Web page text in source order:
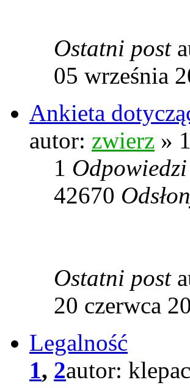
Ostatni post
05 września
Ankieta
autor: zwierz »
1 Odpowiedzi
42670
Ostatni post
20 czerwca
Legalność
1, 2autor: